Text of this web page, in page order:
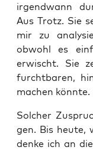
irgend­wann
Aus Trotz. Sie
mir zu
obwohl es
erwischt. Sie
furcht­ba­ren,
machen
Sol­cher
gen. Bis heu­te,
den­ke ich an